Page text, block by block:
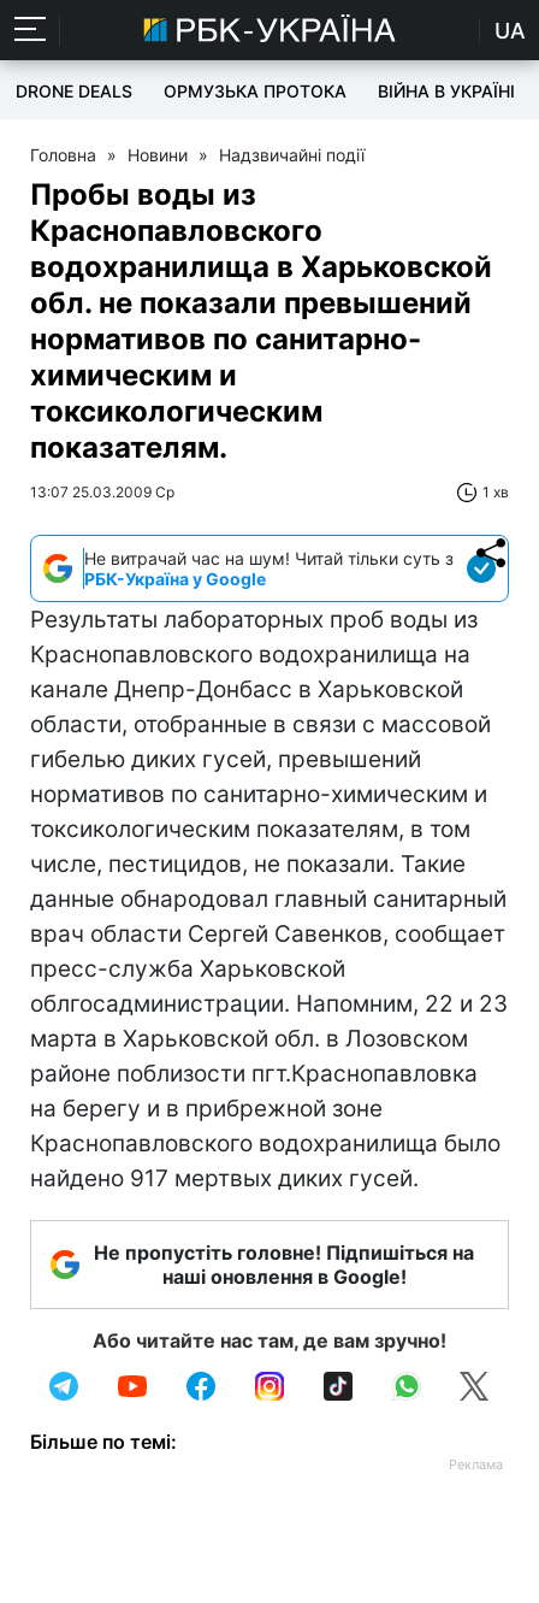
UA
DRONE DEALS ОРМУЗЬКА ПРОТОКА ВІЙНА В УКРАЇНІ
Головна » Новини » Надзвичайні події
Пробы воды из
Краснопавловского
водохранилища в Харьковской
обл. не показали превышений
нормативов по санитарно-
химическим и
токсикологическим
показателям.
13:07 25.03.2009 Ср 1 хв
Не витрачай час на шум! Читай тільки суть з
РБК-Україна у Google
Результаты лабораторных проб воды из
Краснопавловского водохранилища на
канале Днепр-Донбасс в Харьковской
области, отобранные в связи с массовой
гибелью диких гусей, превышений
нормативов по санитарно-химическим и
токсикологическим показателям, в том
числе, пестицидов, не показали. Такие
данные обнародовал главный санитарный
врач области Сергей Савенков, сообщает
пресс-служба Харьковской
облгосадминистрации. Напомним, 22 и 23
марта в Харьковской обл. в Лозовском
районе поблизости пгт.Краснопавловка
на берегу и в прибрежной зоне
Краснопавловского водохранилища было
найдено 917 мертвых диких гусей.
Не пропустіть головне! Підпишіться на
наші оновлення в Google!
Або читайте нас там, де вам зручно!
Більше по темі: